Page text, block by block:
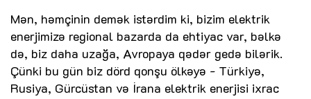
Mən, həmçinin demək istərdim ki, bizim elektrik
enerjimizə regional bazarda da ehtiyac var, bəlkə
də, biz daha uzağa, Avropaya qədər gedə bilərik.
Çünki bu gün biz dörd qonşu ölkəyə - Türkiyə,
Rusiya, Gürcüstan və İrana elektrik enerjisi ixrac